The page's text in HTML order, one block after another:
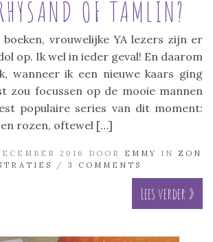
OF TAMLIN?
boeken, vrouwelijke YA lezers zijn er
op. Ik wel in ieder geval! En daarom
wanneer ik een nieuwe kaars ging
zou focussen op de mooie mannen
populaire series van dit moment:
rozen, oftewel […]
2016 DOOR EMMY IN ZON
/ 3 COMMENTS
Lees verder »